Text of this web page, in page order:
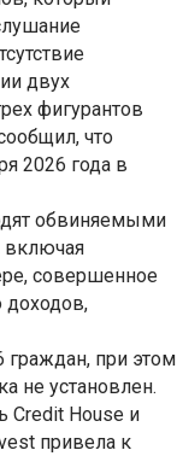
двух
фигурантов
что
2026 года в
обвиняемыми
включая
совершенное
доходов,
граждан, при этом
не установлен.
Credit House и
привела к